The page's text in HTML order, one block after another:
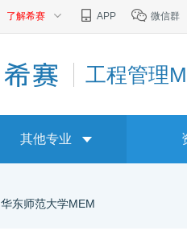
了解希赛 APP 微信群
工程管理
其他专业
华东师范大学MEM